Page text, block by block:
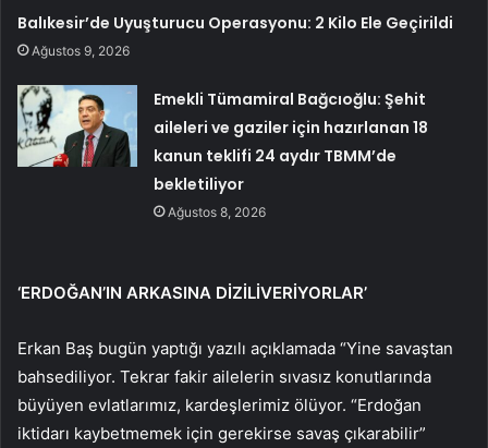
Balıkesir’de Uyuşturucu Operasyonu: 2 Kilo Ele Geçirildi
Ağustos 9, 2026
Emekli Tümamiral Bağcıoğlu: Şehit
aileleri ve gaziler için hazırlanan 18
kanun teklifi 24 aydır TBMM’de
bekletiliyor
Ağustos 8, 2026
‘ERDOĞAN’IN ARKASINA DİZİLİVERİYORLAR’
Erkan Baş bugün yaptığı yazılı açıklamada “Yine savaştan
bahsediliyor. Tekrar fakir ailelerin sıvasız konutlarında
büyüyen evlatlarımız, kardeşlerimiz ölüyor. “Erdoğan
iktidarı kaybetmemek için gerekirse savaş çıkarabilir”